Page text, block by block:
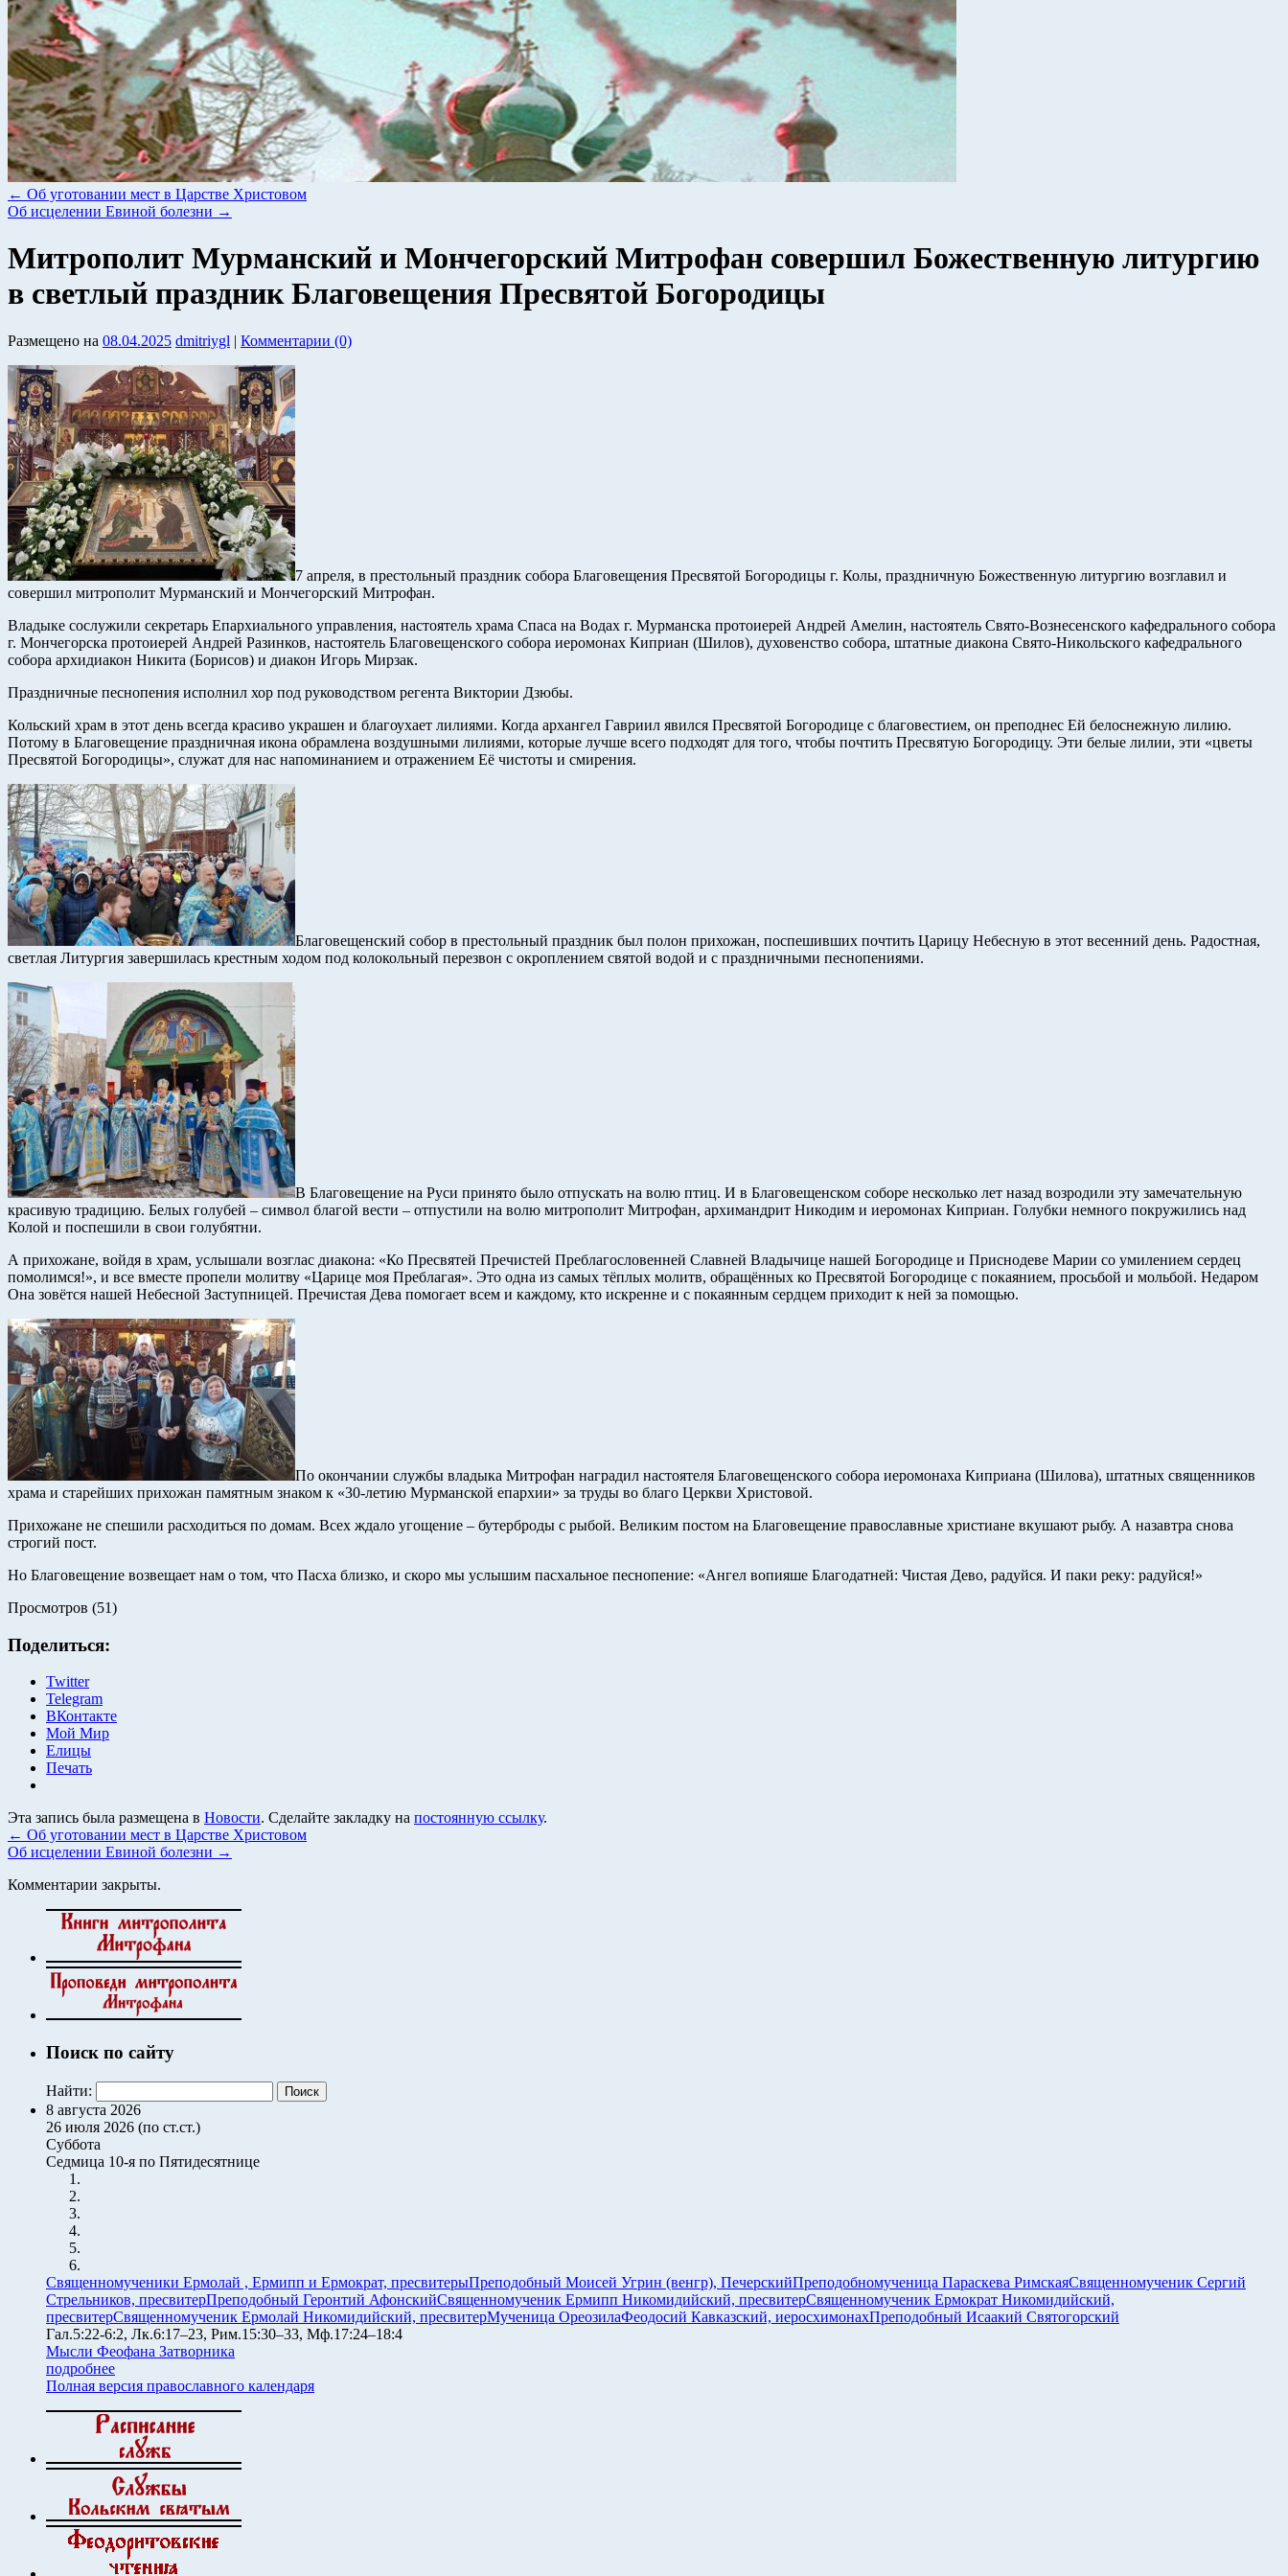
← Об уготовании мест в Царстве Христовом
Об исцелении Евиной болезни →
Митрополит Мурманский и Мончегорский Митрофан совершил Божественную литургию
в светлый праздник Благовещения Пресвятой Богородицы
Размещено на 08.04.2025 dmitriygl | Комментарии (0)
7 апреля, в престольный праздник собора Благовещения Пресвятой Богородицы г. Колы, праздничную Божественную литургию возглавил и
совершил митрополит Мурманский и Мончегорский Митрофан.
Владыке сослужили секретарь Епархиального управления, настоятель храма Спаса на Водах г. Мурманска протоиерей Андрей Амелин, настоятель Свято-Вознесенского кафедрального собора
г. Мончегорска протоиерей Андрей Разинков, настоятель Благовещенского собора иеромонах Киприан (Шилов), духовенство собора, штатные диакона Свято-Никольского кафедрального
собора архидиакон Никита (Борисов) и диакон Игорь Мирзак.
Праздничные песнопения исполнил хор под руководством регента Виктории Дзюбы.
Кольский храм в этот день всегда красиво украшен и благоухает лилиями. Когда архангел Гавриил явился Пресвятой Богородице с благовестием, он преподнес Ей белоснежную лилию.
Потому в Благовещение праздничная икона обрамлена воздушными лилиями, которые лучше всего подходят для того, чтобы почтить Пресвятую Богородицу. Эти белые лилии, эти «цветы
Пресвятой Богородицы», служат для нас напоминанием и отражением Её чистоты и смирения.
Благовещенский собор в престольный праздник был полон прихожан, поспешивших почтить Царицу Небесную в этот весенний день. Радостная,
светлая Литургия завершилась крестным ходом под колокольный перезвон с окроплением святой водой и с праздничными песнопениями.
В Благовещение на Руси принято было отпускать на волю птиц. И в Благовещенском соборе несколько лет назад возродили эту замечательную
красивую традицию. Белых голубей – символ благой вести – отпустили на волю митрополит Митрофан, архимандрит Никодим и иеромонах Киприан. Голубки немного покружились над
Колой и поспешили в свои голубятни.
А прихожане, войдя в храм, услышали возглас диакона: «Ко Пресвятей Пречистей Преблагословенней Славней Владычице нашей Богородице и Приснодеве Марии со умилением сердец
помолимся!», и все вместе пропели молитву «Царице моя Преблагая». Это одна из самых тёплых молитв, обращённых ко Пресвятой Богородице с покаянием, просьбой и мольбой. Недаром
Она зовётся нашей Небесной Заступницей. Пречистая Дева помогает всем и каждому, кто искренне и с покаянным сердцем приходит к ней за помощью.
По окончании службы владыка Митрофан наградил настоятеля Благовещенского собора иеромонаха Киприана (Шилова), штатных священников
храма и старейших прихожан памятным знаком к «30-летию Мурманской епархии» за труды во благо Церкви Христовой.
Прихожане не спешили расходиться по домам. Всех ждало угощение – бутерброды с рыбой. Великим постом на Благовещение православные христиане вкушают рыбу. А назавтра снова
строгий пост.
Но Благовещение возвещает нам о том, что Пасха близко, и скоро мы услышим пасхальное песнопение: «Ангел вопияше Благодатней: Чистая Дево, радуйся. И паки реку: радуйся!»
Просмотров (51)
Поделиться:
Twitter
Telegram
ВКонтакте
Мой Мир
Елицы
Печать
Эта запись была размещена в Новости. Сделайте закладку на постоянную ссылку.
← Об уготовании мест в Царстве Христовом
Об исцелении Евиной болезни →
Комментарии закрыты.
Поиск по сайту
Найти:
8 августа 2026
26 июля 2026 (по ст.ст.)
Суббота
Седмица 10-я по Пятидесятнице
Священномученики Ермолай , Ермипп и Ермократ, пресвитерыПреподобный Моисей Угрин (венгр), ПечерскийПреподобномученица Параскева РимскаяСвященномученик Сергий
Стрельников, пресвитерПреподобный Геронтий АфонскийСвященномученик Ермипп Никомидийский, пресвитерСвященномученик Ермократ Никомидийский,
пресвитерСвященномученик Ермолай Никомидийский, пресвитерМученица ОреозилаФеодосий Кавказский, иеросхимонахПреподобный Исаакий Святогорский
Гал.5:22-6:2, Лк.6:17–23, Рим.15:30–33, Мф.17:24–18:4
Мысли Феофана Затворника
подробнее
Полная версия православного календаря